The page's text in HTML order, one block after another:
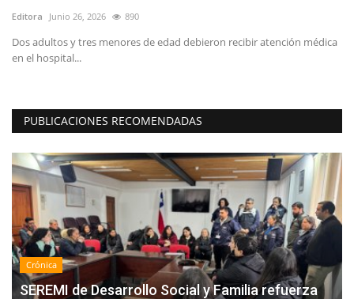
Editora Junio 26, 2026 890
Dos adultos y tres menores de edad debieron recibir atención médica
en el hospital...
PUBLICACIONES RECOMENDADAS
Crónica
SEREMI de Desarrollo Social y Familia refuerza